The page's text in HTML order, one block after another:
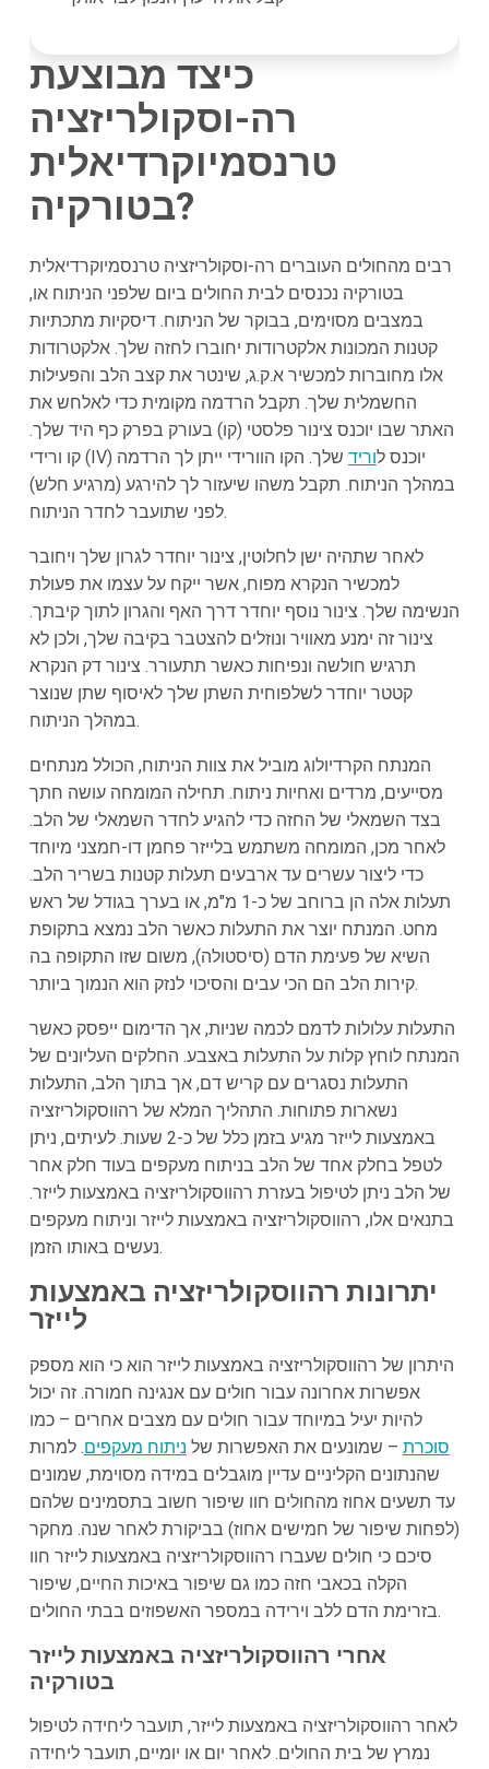
כיצד מבוצעת
רה-וסקולריזציה
טרנסמיוקרדיאלית
בטורקיה?
רבים מהחולים העוברים רה-וסקולריזציה טרנסמיוקרדיאלית
בטורקיה נכנסים לבית החולים ביום שלפני הניתוח או,
במצבים מסוימים, בבוקר של הניתוח. דיסקיות מתכתיות
קטנות המכונות אלקטרודות יחוברו לחזה שלך. אלקטרודות
אלו מחוברות למכשיר א.ק.ג, שינטר את קצב הלב והפעילות
החשמלית שלך. תקבל הרדמה מקומית כדי לאלחש את
האתר שבו יוכנס צינור פלסטי (קו) בעורק בפרק כף היד שלך.
קו ורידי (IV) יוכנס לוריד שלך. הקו הוורידי ייתן לך הרדמה
במהלך הניתוח. תקבל משהו שיעזור לך להירגע (מרגיע חלש)
לפני שתועבר לחדר הניתוח.
לאחר שתהיה ישן לחלוטין, צינור יוחדר לגרון שלך ויחובר
למכשיר הנקרא מפוח, אשר ייקח על עצמו את פעולת
הנשימה שלך. צינור נוסף יוחדר דרך האף והגרון לתוך קיבתך.
צינור זה ימנע מאוויר ונוזלים להצטבר בקיבה שלך, ולכן לא
תרגיש חולשה ונפיחות כאשר תתעורר. צינור דק הנקרא
קטטר יוחדר לשלפוחית השתן שלך לאיסוף שתן שנוצר
במהלך הניתוח.
המנתח הקרדיולוג מוביל את צוות הניתוח, הכולל מנתחים
מסייעים, מרדים ואחיות ניתוח. תחילה המומחה עושה חתך
בצד השמאלי של החזה כדי להגיע לחדר השמאלי של הלב.
לאחר מכן, המומחה משתמש בלייזר פחמן דו-חמצני מיוחד
כדי ליצור עשרים עד ארבעים תעלות קטנות בשריר הלב.
תעלות אלה הן ברוחב של כ-1 מ"מ, או בערך בגודל של ראש
מחט. המנתח יוצר את התעלות כאשר הלב נמצא בתקופת
השיא של פעימת הדם (סיסטולה), משום שזו התקופה בה
קירות הלב הם הכי עבים והסיכוי לנזק הוא הנמוך ביותר.
התעלות עלולות לדמם לכמה שניות, אך הדימום ייפסק כאשר
המנתח לוחץ קלות על התעלות באצבע. החלקים העליונים של
התעלות נסגרים עם קריש דם, אך בתוך הלב, התעלות
נשארות פתוחות. התהליך המלא של רהווסקולריזציה
באמצעות לייזר מגיע בזמן כלל של כ-2 שעות. לעיתים, ניתן
לטפל בחלק אחד של הלב בניתוח מעקפים בעוד חלק אחר
של הלב ניתן לטיפול בעזרת רהווסקולריזציה באמצעות לייזר.
בתנאים אלו, רהווסקולריזציה באמצעות לייזר וניתוח מעקפים
נעשים באותו הזמן.
יתרונות רהווסקולריזציה באמצעות
לייזר
היתרון של רהווסקולריזציה באמצעות לייזר הוא כי הוא מספק
אפשרות אחרונה עבור חולים עם אנגינה חמורה. זה יכול
להיות יעיל במיוחד עבור חולים עם מצבים אחרים – כמו
סוכרת – שמונעים את האפשרות של ניתוח מעקפים. למרות
שהנתונים הקליניים עדיין מוגבלים במידה מסוימת, שמונים
עד תשעים אחוז מהחולים חוו שיפור חשוב בתסמינים שלהם
(לפחות שיפור של חמישים אחוז) בביקורת לאחר שנה. מחקר
סיכם כי חולים שעברו רהווסקולריזציה באמצעות לייזר חוו
הקלה בכאבי חזה כמו גם שיפור באיכות החיים, שיפור
בזרימת הדם ללב וירידה במספר האשפוזים בבתי החולים.
אחרי רהווסקולריזציה באמצעות לייזר
בטורקיה
לאחר רהווסקולריזציה באמצעות לייזר, תועבר ליחידה לטיפול
נמרץ של בית החולים. לאחר יום או יומיים, תועבר ליחידה